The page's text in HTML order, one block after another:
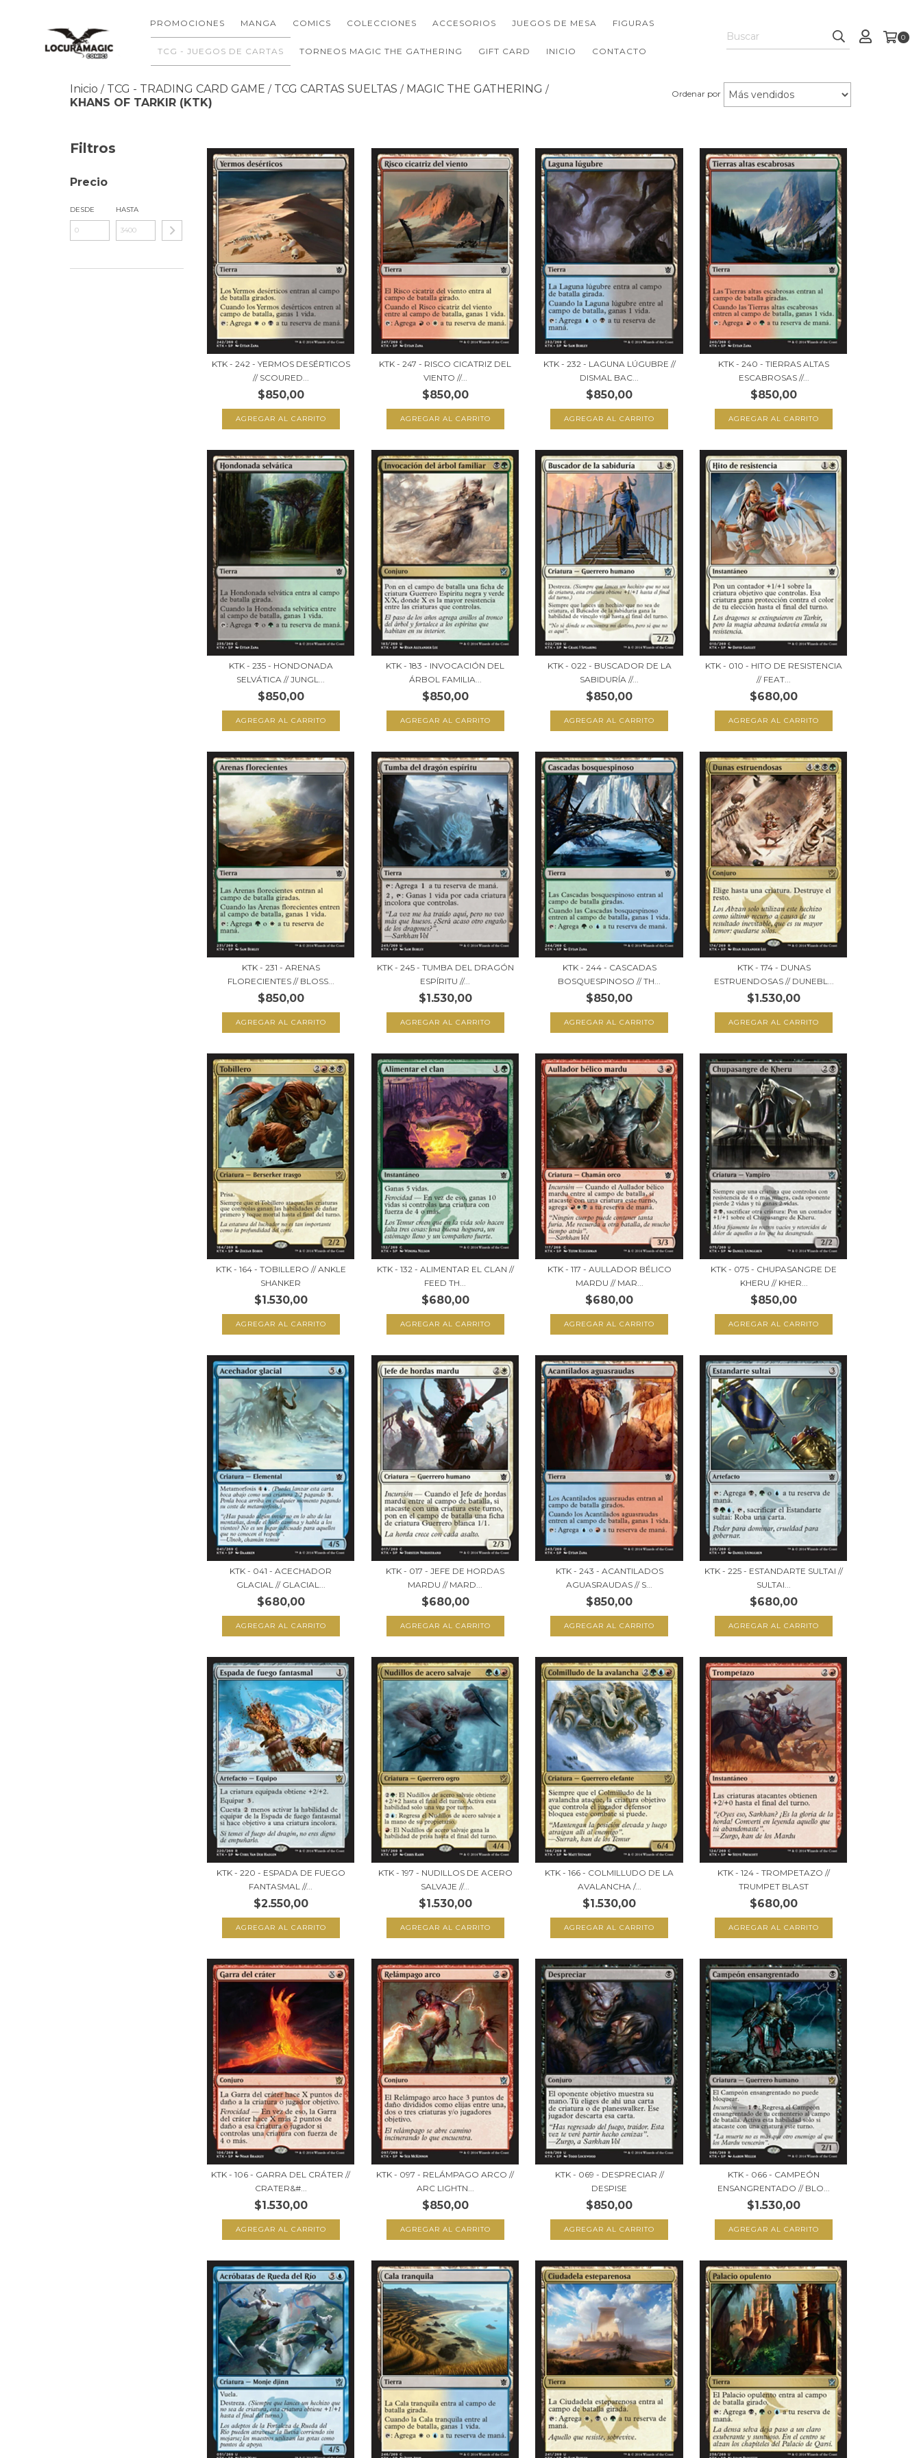
PROMOCIONES MANGA COMICS COLECCIONES ACCESORIOS JUEGOS DE MESA FIGURAS
TCG - JUEGOS DE CARTAS TORNEOS MAGIC THE GATHERING GIFT CARD INICIO CONTACTO
0
Inicio / TCG - TRADING CARD GAME / TCG CARTAS SUELTAS / MAGIC THE GATHERING /
KHANS OF TARKIR (KTK)
Ordenar por
Filtros
Precio
DESDE HASTA
KTK - 242 - YERMOS DESÉRTICOS
// SCOURED...
$850,00
KTK - 247 - RISCO CICATRIZ DEL
VIENTO //...
$850,00
KTK - 232 - LAGUNA LÚGUBRE //
DISMAL BAC...
$850,00
KTK - 240 - TIERRAS ALTAS
ESCABROSAS //...
$850,00
KTK - 235 - HONDONADA
SELVÁTICA // JUNGL...
$850,00
KTK - 183 - INVOCACIÓN DEL
ÁRBOL FAMILIA...
$850,00
KTK - 022 - BUSCADOR DE LA
SABIDURÍA //...
$850,00
KTK - 010 - HITO DE RESISTENCIA
// FEAT...
$680,00
KTK - 231 - ARENAS
FLORECIENTES // BLOSS...
$850,00
KTK - 245 - TUMBA DEL DRAGÓN
ESPÍRITU //...
$1.530,00
KTK - 244 - CASCADAS
BOSQUESPINOSO // TH...
$850,00
KTK - 174 - DUNAS
ESTRUENDOSAS // DUNEBL...
$1.530,00
KTK - 164 - TOBILLERO // ANKLE
SHANKER
$1.530,00
KTK - 132 - ALIMENTAR EL CLAN //
FEED TH...
$680,00
KTK - 117 - AULLADOR BÉLICO
MARDU // MAR...
$680,00
KTK - 075 - CHUPASANGRE DE
KHERU // KHER...
$850,00
KTK - 041 - ACECHADOR
GLACIAL // GLACIAL...
$680,00
KTK - 017 - JEFE DE HORDAS
MARDU // MARD...
$680,00
KTK - 243 - ACANTILADOS
AGUASRAUDAS // S...
$850,00
KTK - 225 - ESTANDARTE SULTAI //
SULTAI...
$680,00
KTK - 220 - ESPADA DE FUEGO
FANTASMAL //...
$2.550,00
KTK - 197 - NUDILLOS DE ACERO
SALVAJE //...
$1.530,00
KTK - 166 - COLMILLUDO DE LA
AVALANCHA /...
$1.530,00
KTK - 124 - TROMPETAZO //
TRUMPET BLAST
$680,00
KTK - 106 - GARRA DEL CRÁTER //
CRATER&#...
$1.530,00
KTK - 097 - RELÁMPAGO ARCO //
ARC LIGHTN...
$850,00
KTK - 069 - DESPRECIAR //
DESPISE
$850,00
KTK - 066 - CAMPEÓN
ENSANGRENTADO // BLO...
$1.530,00